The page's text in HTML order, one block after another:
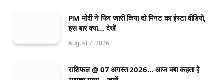
PM मोदी ने फिर जारी किया दो मिनट का इंस्टा वीडियो,
इस बार क्या… देखें
August 7, 2026
राशिफल @ 07 अगस्त 2026… आज क्या कहता है